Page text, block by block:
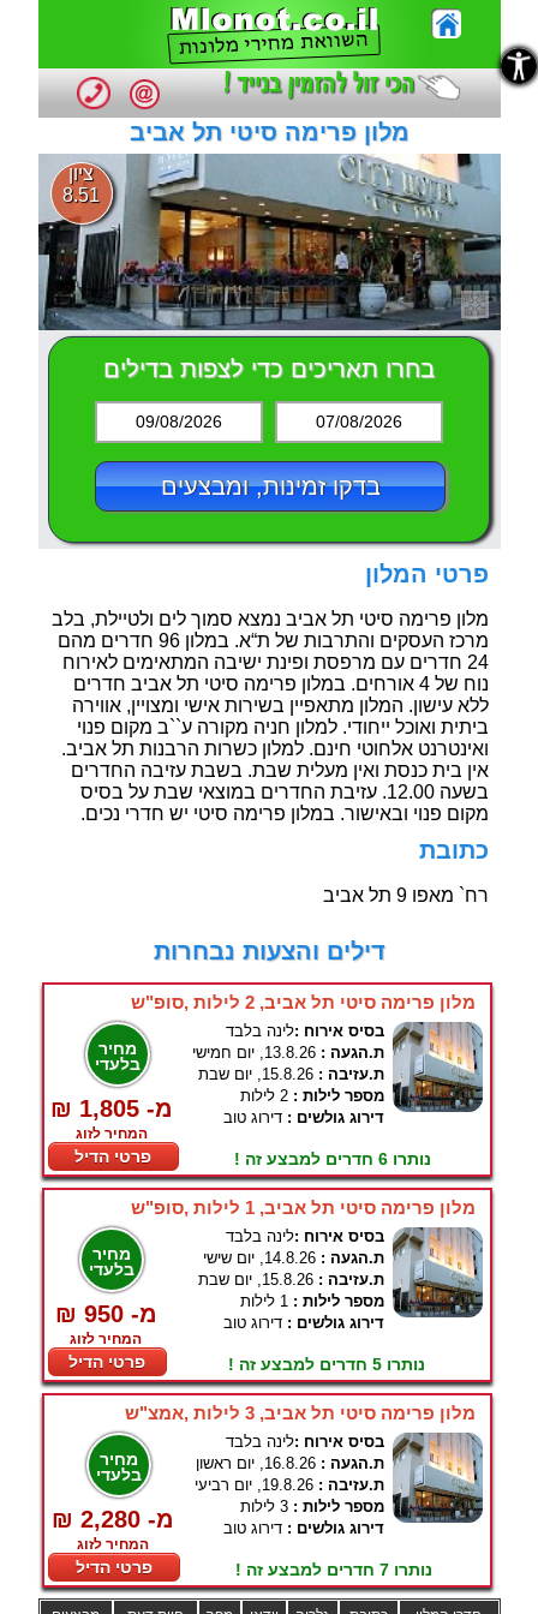
מלון פרימה סיטי תל אביב
ציון
8.51
בחרו תאריכים כדי לצפות בדילים
09/08/2026 07/08/2026
בדקו זמינות, ומבצעים
פרטי המלון
מלון פרימה סיטי תל אביב נמצא סמוך לים ולטיילת, בלב
מרכז העסקים והתרבות של ת“א. במלון 96 חדרים מהם
24 חדרים עם מרפסת ופינת ישיבה המתאימים לאירוח
נוח של 4 אורחים. במלון פרימה סיטי תל אביב חדרים
ללא עישון. המלון מתאפיין בשירות אישי ומצויין, אווירה
ביתית ואוכל ייחודי. למלון חניה מקורה ע``ב מקום פנוי
ואינטרנט אלחוטי חינם. למלון כשרות הרבנות תל אביב.
אין בית כנסת ואין מעלית שבת. בשבת עזיבה החדרים
בשעה 12.00. עזיבת החדרים במוצאי שבת על בסיס
מקום פנוי ובאישור. במלון פרימה סיטי יש חדרי נכים.
כתובת
רח` מאפו 9 תל אביב
דילים והצעות נבחרות
מלון פרימה סיטי תל אביב, 2 לילות ,סופ"ש
מחיר
בלעדי
₪ 1,805 -מ
המחיר לזוג
פרטי הדיל
בסיס אירוח :לינה בלבד
ת.הגעה : 13.8.26, יום חמישי
ת.עזיבה : 15.8.26, יום שבת
מספר לילות : 2 לילות
דירוג גולשים : דירוג טוב
נותרו 6 חדרים למבצע זה !
מלון פרימה סיטי תל אביב, 1 לילות ,סופ"ש
מחיר
בלעדי
₪ 950 -מ
המחיר לזוג
פרטי הדיל
בסיס אירוח :לינה בלבד
ת.הגעה : 14.8.26, יום שישי
ת.עזיבה : 15.8.26, יום שבת
מספר לילות : 1 לילות
דירוג גולשים : דירוג טוב
נותרו 5 חדרים למבצע זה !
מלון פרימה סיטי תל אביב, 3 לילות ,אמצ"ש
מחיר
בלעדי
₪ 2,280 -מ
המחיר לזוג
פרטי הדיל
בסיס אירוח :לינה בלבד
ת.הגעה : 16.8.26, יום ראשון
ת.עזיבה : 19.8.26, יום רביעי
מספר לילות : 3 לילות
דירוג גולשים : דירוג טוב
נותרו 7 חדרים למבצע זה !
נגישות
נגישות